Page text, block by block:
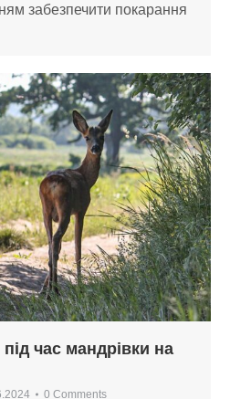
забезпечити покарання
час мандрівки на
0 Comments